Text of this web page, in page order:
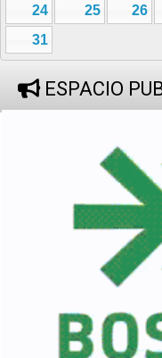
24 25 26
31
ESPACIO